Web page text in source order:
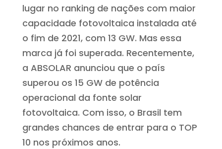
lugar no ranking de nações com maior
capacidade fotovoltaica instalada até
o fim de 2021, com 13 GW. Mas essa
marca já foi superada. Recentemente,
a ABSOLAR anunciou que o país
superou os 15 GW de potência
operacional da fonte solar
fotovoltaica. Com isso, o Brasil tem
grandes chances de entrar para o TOP
10 nos próximos anos.